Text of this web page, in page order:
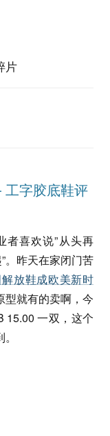
片
字胶底鞋评
者喜欢说”从头再
。昨天在家闭门苦
放鞋成欧美新时
型就有的卖啊，今
15.00 一双，这个